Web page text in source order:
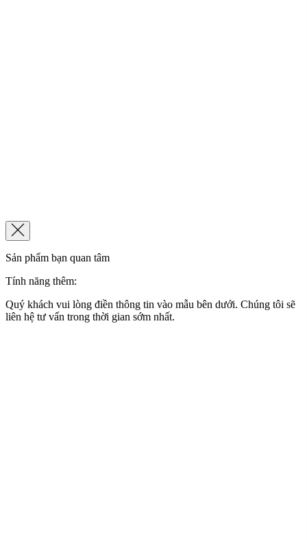
Sản phẩm bạn quan tâm
Tính năng thêm:
Quý khách vui lòng điền thông tin vào mẫu bên dưới. Chúng tôi sẽ
liên hệ tư vấn trong thời gian sớm nhất.